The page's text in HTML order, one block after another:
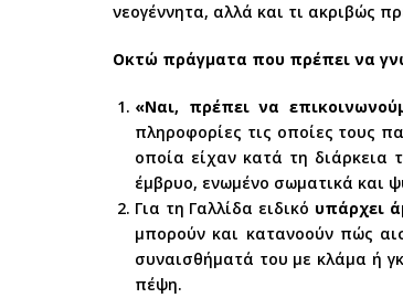
νεογέννητα, αλλά και τι ακριβώς
Οκτώ πράγματα που πρέπει να
«Ναι, πρέπει να
πληροφορίες τις οποίες τους
οποία είχαν κατά τη διάρκεια
έμβρυο, ενωμένο σωματικά και
Για τη Γαλλίδα ειδικό υπάρχει
μπορούν και κατανοούν πώς
συναισθήματά του με κλάμα ή
πέψη.